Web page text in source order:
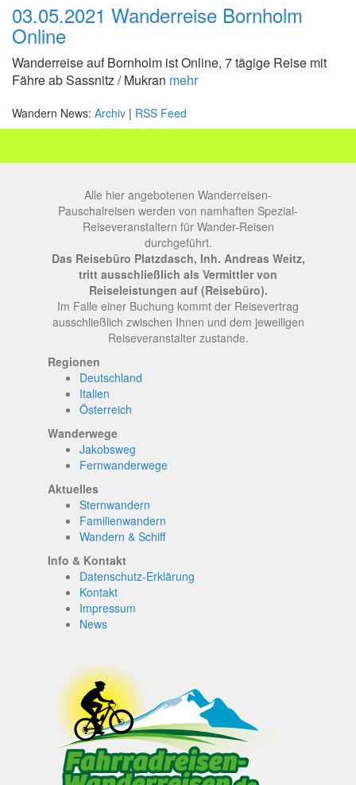
03.05.2021 Wanderreise Bornholm
Online
Wanderreise auf Bornholm ist Online, 7 tägige Reise mit
Fähre ab Sassnitz / Mukran mehr
Wandern News: Archiv | RSS Feed
Alle hier angebotenen Wanderreisen-
Pauschalreisen werden von namhaften Spezial-
Reiseveranstaltern für Wander-Reisen
durchgeführt.
Das Reisebüro Platzdasch, Inh. Andreas Weitz,
tritt ausschließlich als Vermittler von
Reiseleistungen auf (Reisebüro).
Im Falle einer Buchung kommt der Reisevertrag
ausschließlich zwischen Ihnen und dem jeweiligen
Reiseveranstalter zustande.
Regionen
Deutschland
Italien
Österreich
Wanderwege
Jakobsweg
Fernwanderwege
Aktuelles
Sternwandern
Familienwandern
Wandern & Schiff
Info & Kontakt
Datenschutz-Erklärung
Kontakt
Impressum
News